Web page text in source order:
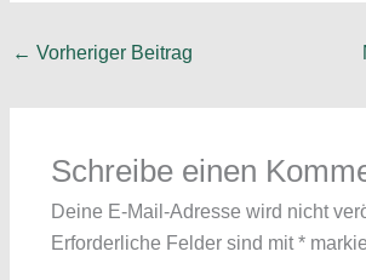
← Vorheriger Beitrag
Schreibe einen
Deine E-Mail-Adresse wird nicht
Erforderliche Felder sind mit*